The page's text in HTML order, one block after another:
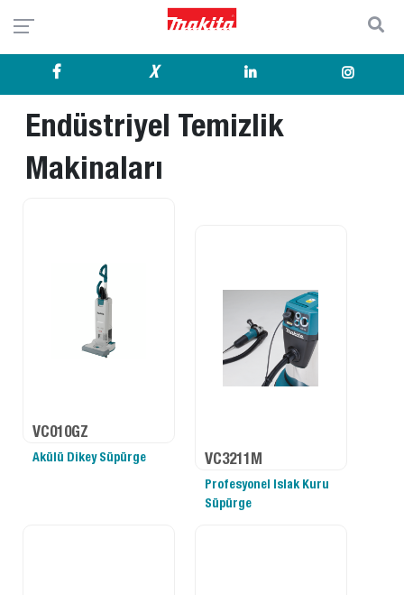
X
Endüstriyel Temizlik
Makinaları
VC010GZ
Akülü Dikey Süpürge VC3211M
Profesyonel Islak Kuru
Süpürge